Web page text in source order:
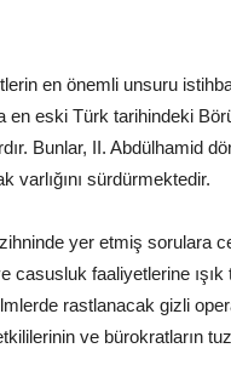
en önemli unsuru
en eski Türk tarihindeki
Bunlar, II. Abdülhamid
varlığını sürdürmektedir.
yer etmiş sorulara
faaliyetlerine ışık
rastlanacak gizli
ve bürokratların